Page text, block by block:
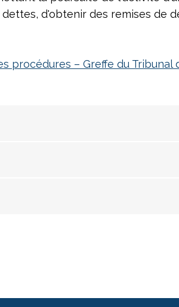
d'obtenir des remises de
procédures – Greffe du Tribunal